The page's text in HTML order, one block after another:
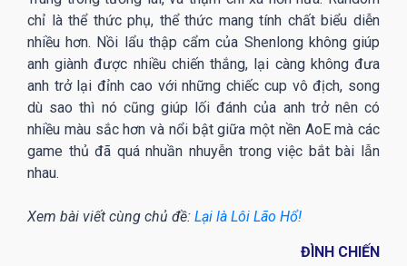
chỉ là thể thức phụ, thể thức mang tính chất biểu diễn
nhiều hơn. Nồi lẩu thập cẩm của Shenlong không giúp
anh giành được nhiều chiến thắng, lại càng không đưa
anh trở lại đỉnh cao với những chiếc cup vô địch, song
dù sao thì nó cũng giúp lối đánh của anh trở nên có
nhiều màu sắc hơn và nổi bật giữa một nền AoE mà các
game thủ đã quá nhuần nhuyễn trong việc bắt bài lẫn
nhau.
Xem bài viết cùng chủ đề: Lại là Lôi Lão Hổ!
ĐÌNH CHIẾN